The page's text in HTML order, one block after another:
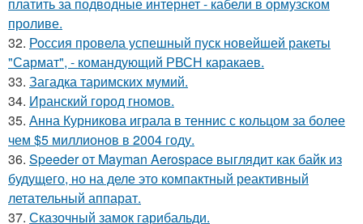
проливе.
32. Россия провела успешный пуск новейшей ракеты
"Сармат", - командующий РВСН каракаев.
33. Загадка таримских мумий.
34. Иранский город гномов.
35. Анна Курникова играла в теннис с кольцом за более
чем $5 миллионов в 2004 году.
36. Speeder от Mayman Aerospace выглядит как байк из
будущего, но на деле это компактный реактивный
летательный аппарат.
37. Сказочный замок гарибальди.